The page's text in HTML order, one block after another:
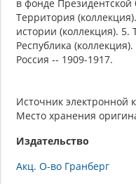
в фонде Президентской
Территория
истории (коллекция).
Республика
Россия -- 1909-1917.
Источник электронной
Место хранения
Издательство
Акц. О-во Гранберг